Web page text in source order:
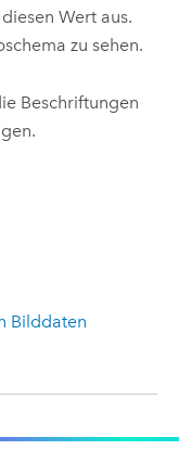
Wert aus.
zu sehen.
Beschriftungen
Bilddaten